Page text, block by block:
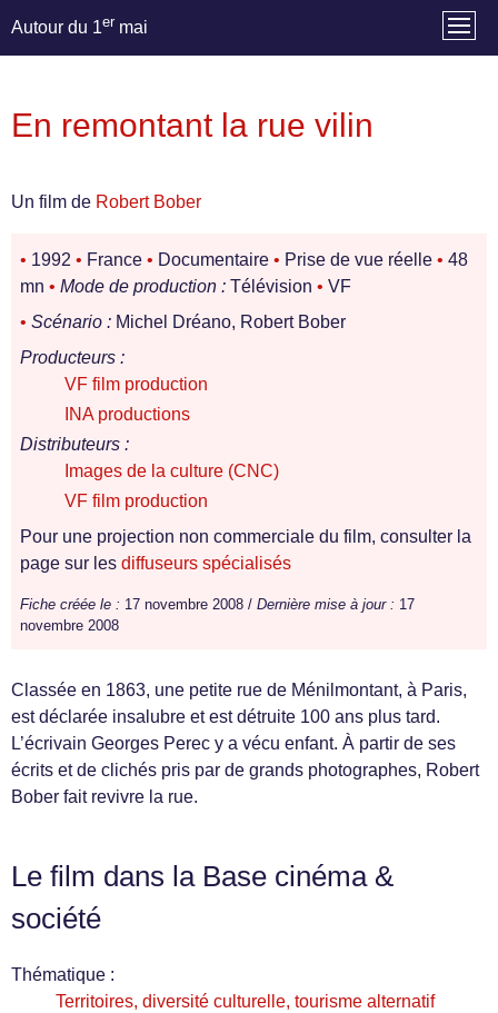
Autour du 1er mai
En remontant la rue vilin
Un film de Robert Bober
• 1992 • France • Documentaire • Prise de vue réelle • 48
mn • Mode de production : Télévision • VF
• Scénario : Michel Dréano, Robert Bober
Producteurs :
VF film production
INA productions
Distributeurs :
Images de la culture (CNC)
VF film production
Pour une projection non commerciale du film, consulter la
page sur les diffuseurs spécialisés
Fiche créée le : 17 novembre 2008 / Dernière mise à jour : 17
novembre 2008
Classée en 1863, une petite rue de Ménilmontant, à Paris,
est déclarée insalubre et est détruite 100 ans plus tard.
L’écrivain Georges Perec y a vécu enfant. À partir de ses
écrits et de clichés pris par de grands photographes, Robert
Bober fait revivre la rue.
Le film dans la Base cinéma &
société
Thématique :
Territoires, diversité culturelle, tourisme alternatif